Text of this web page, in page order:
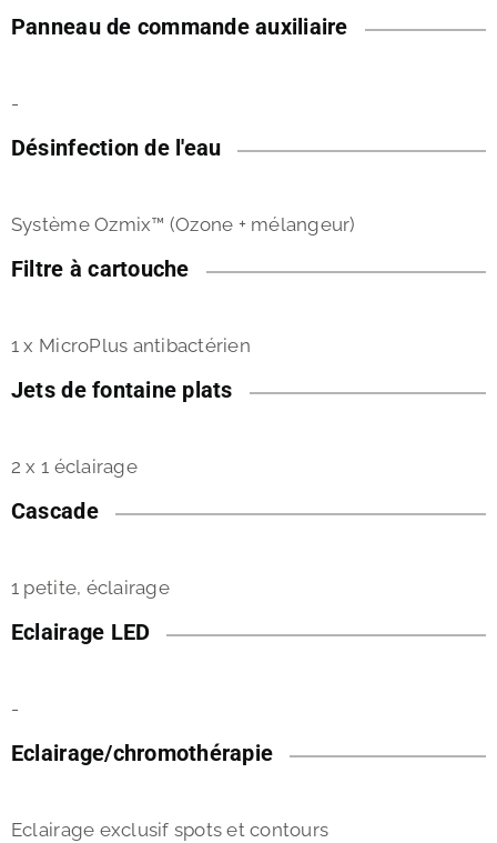
Panneau de commande auxiliaire
-
Désinfection de l'eau
Système Ozmix™ (Ozone + mélangeur)
Filtre à cartouche
1 x MicroPlus antibactérien
Jets de fontaine plats
2 x 1 éclairage
Cascade
1 petite, éclairage
Eclairage LED
-
Eclairage/chromothérapie
Eclairage exclusif spots et contours